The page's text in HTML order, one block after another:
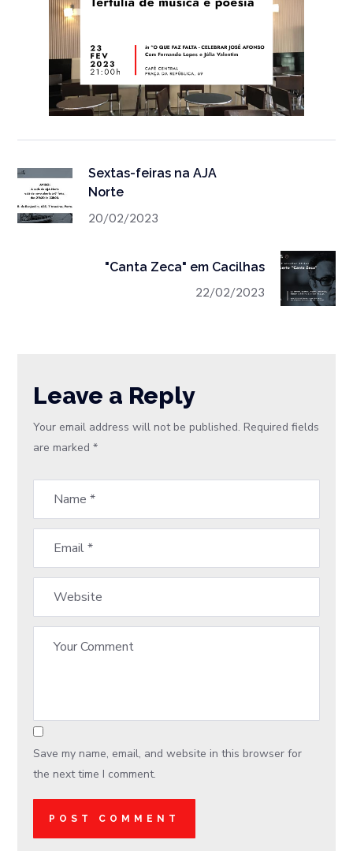
Sextas-feiras na AJA
Norte
20/02/2023
"Canta Zeca" em Cacilhas
22/02/2023
Leave a Reply
Your email address will not be published. Required fields
are marked*
Save my name, email, and website in this browser for
the next time I comment.